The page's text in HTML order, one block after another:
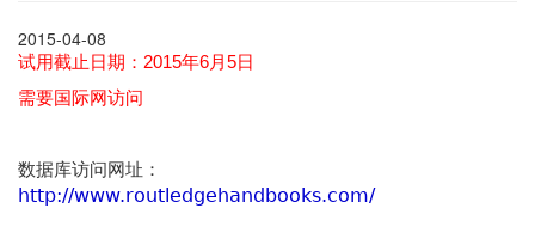
2015-04-08
试用截止日期：2015年6月5日
需要国际网访问
数据库访问网址：
http://www.routledgehandbooks.com/